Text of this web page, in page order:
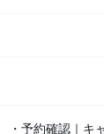
・予約確認｜キ